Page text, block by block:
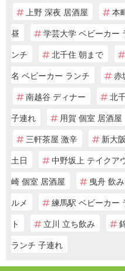
上野 深夜 居酒屋
本
昼
学芸大学 ベビーカー
ンチ
北千住 朝まで
名 ベビーカー ランチ
赤
南越谷 ディナー
北
子連れ
用賀 個室 居酒屋
三軒茶屋 激辛
新大
土日
中野坂上 テイクア
崎 個室 居酒屋
曳舟 飲
ルメ
練馬駅 ベビーカー
ト
立川 立ち飲み
ランチ 子連れ